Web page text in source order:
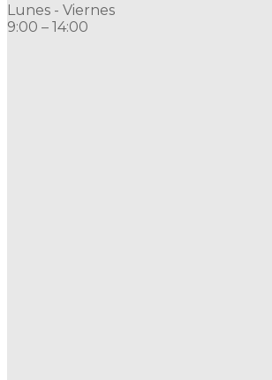
Lunes - Viernes
9:00 – 14:00